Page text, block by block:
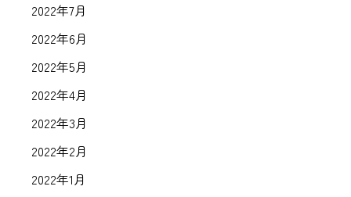
2022年7月
2022年6月
2022年5月
2022年4月
2022年3月
2022年2月
2022年1月